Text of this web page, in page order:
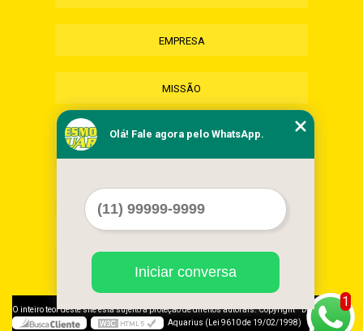
EMPRESA
MISSÃO
SERVIÇOS
MAPA DO SITE
O inteiro teor deste site está sujeito à proteção de direitos autorais. Copyright Desmonte
Aquarius (Lei 9610 de 19/02/1998)
1
Olá! Fale agora pelo WhatsApp.
Iniciar conversa